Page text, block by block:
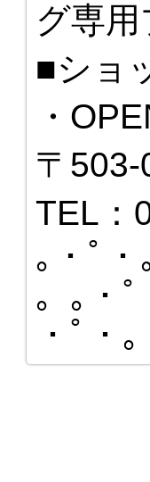
グ専用
■ショ
・
〒
TEL：
｡・ﾟ
。｡・
・ﾟ・